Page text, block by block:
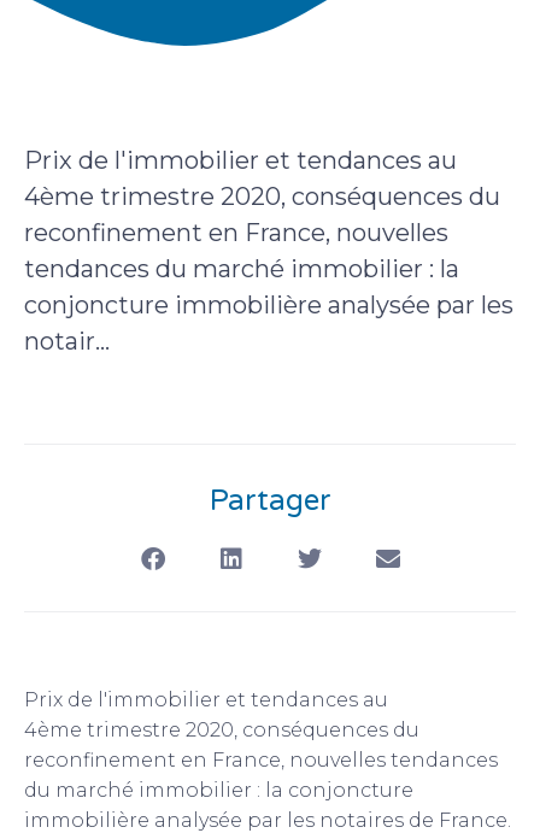
Prix de l'immobilier et tendances au
4ème trimestre 2020, conséquences du
reconfinement en France, nouvelles
tendances du marché immobilier : la
conjoncture immobilière analysée par les
notair...
Partager
Prix de l'immobilier et tendances au
4ème trimestre 2020, conséquences du
reconfinement en France, nouvelles tendances
du marché immobilier : la conjoncture
immobilière analysée par les notaires de France.